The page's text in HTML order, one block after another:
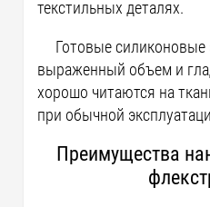
текстильных деталях.
Готовые
выраженный объем и
хорошо читаются на
при обычной
Преимущества